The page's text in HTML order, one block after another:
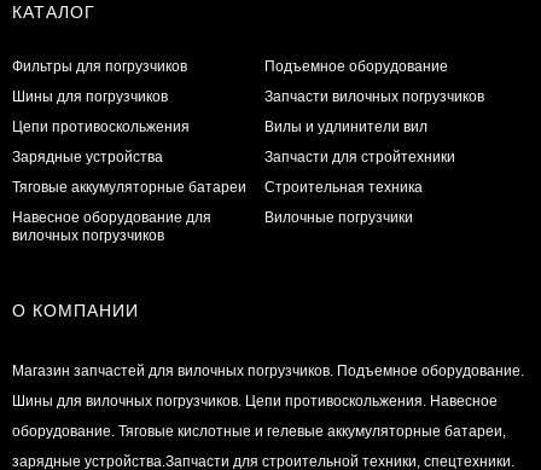
КАТАЛОГ
Фильтры для погрузчиков
Шины для погрузчиков
Цепи противоскольжения
Зарядные устройства
Тяговые аккумуляторные батареи
Навесное оборудование для
вилочных погрузчиков
Подъемное оборудование
Запчасти вилочных погрузчиков
Вилы и удлинители вил
Запчасти для стройтехники
Строительная техника
Вилочные погрузчики
О КОМПАНИИ
Магазин запчастей для вилочных погрузчиков. Подъемное оборудование.
Шины для вилочных погрузчиков. Цепи противоскольжения. Навесное
оборудование. Тяговые кислотные и гелевые аккумуляторные батареи,
зарядные устройства.Запчасти для строительной техники, спецтехники.